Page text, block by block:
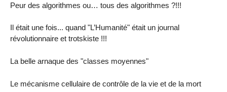
Peur des algorithmes ou… tous des algorithmes ?!!!
Il était une fois... quand "L’Humanité" était un journal
révolutionnaire et trotskiste !!!
La belle arnaque des "classes moyennes"
Le mécanisme cellulaire de contrôle de la vie et de la mort